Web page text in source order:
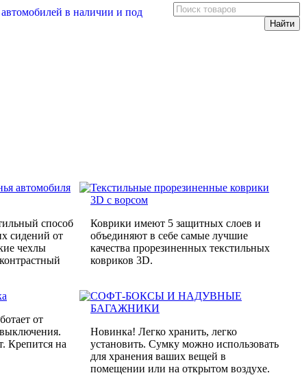
автомобиля
способ
сидений от
чехлы
Текстильные прорезиненные коврики
3D с ворсом
Коврики имеют 5 защитных слоев и
объединяют в себе самые лучшие
качества прорезиненных текстильных
ковриков 3D.
от
Крепится на
СОФТ-БОКСЫ И НАДУВНЫЕ
БАГАЖНИКИ
Новинка! Легко хранить, легко
установить. Сумку можно использовать
для хранения ваших вещей в
помещении или на открытом воздухе.